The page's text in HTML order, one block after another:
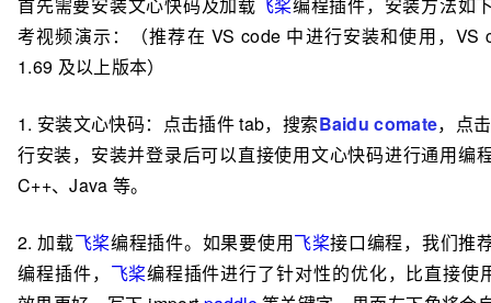
首先需要安装文心快码及加载飞桨编程插件，安装方法如
考视频演示：（推荐在 VS code 中进行安装和使用，VS
1.69 及以上版本）
1. 安装文心快码：点击插件 tab，搜索Baidu comate，点
行安装，安装并登录后可以直接使用文心快码进行通用编
C++、Java 等。
2. 加载飞桨编程插件。如果要使用飞桨接口编程，我们推
编程插件， 飞桨编程插件进行了针对性的优化，比直接使